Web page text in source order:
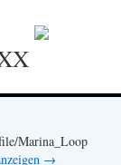
Marina_Loop
→